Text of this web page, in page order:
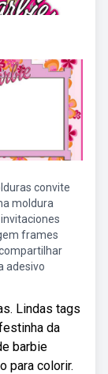
convite
moldura
frames
adesivo
Lindas tags
da
barbie
para colorir.